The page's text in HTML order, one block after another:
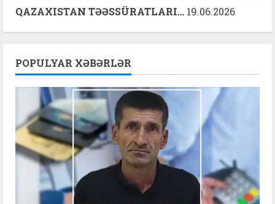
QAZAXISTAN TƏƏSSÜRATLARI… 19.06.2026
POPULYAR XƏBƏRLƏR